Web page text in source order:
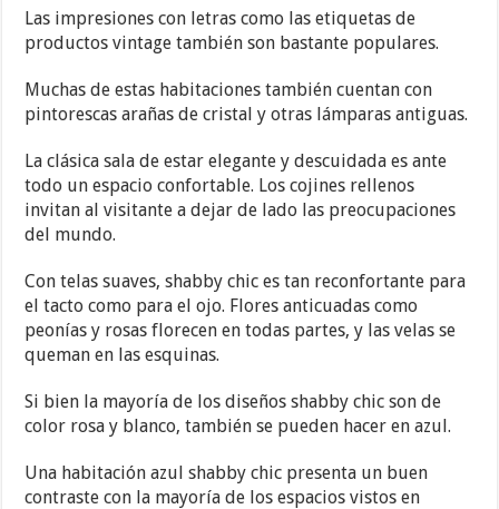
Las impresiones con letras como las etiquetas de
productos vintage también son bastante populares.
Muchas de estas habitaciones también cuentan con
pintorescas arañas de cristal y otras lámparas antiguas.
La clásica sala de estar elegante y descuidada es ante
todo un espacio confortable. Los cojines rellenos
invitan al visitante a dejar de lado las preocupaciones
del mundo.
Con telas suaves, shabby chic es tan reconfortante para
el tacto como para el ojo. Flores anticuadas como
peonías y rosas florecen en todas partes, y las velas se
queman en las esquinas.
Si bien la mayoría de los diseños shabby chic son de
color rosa y blanco, también se pueden hacer en azul.
Una habitación azul shabby chic presenta un buen
contraste con la mayoría de los espacios vistos en